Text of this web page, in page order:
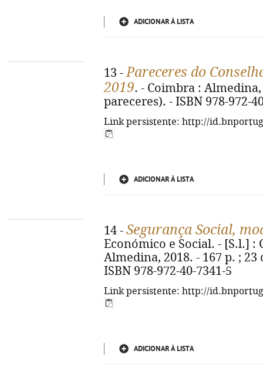
ADICIONAR À LISTA
13 -Pareceres do
2019. - Coimbra :
pareceres). - ISBN 978-972-
Link persistente: http://
ADICIONAR À LISTA
14 - Segurança Social,
Económico e Social. - [S.l.] :
Almedina, 2018. - 167 p. ;
ISBN 978-972-40-7341-5
Link persistente: http://
ADICIONAR À LISTA